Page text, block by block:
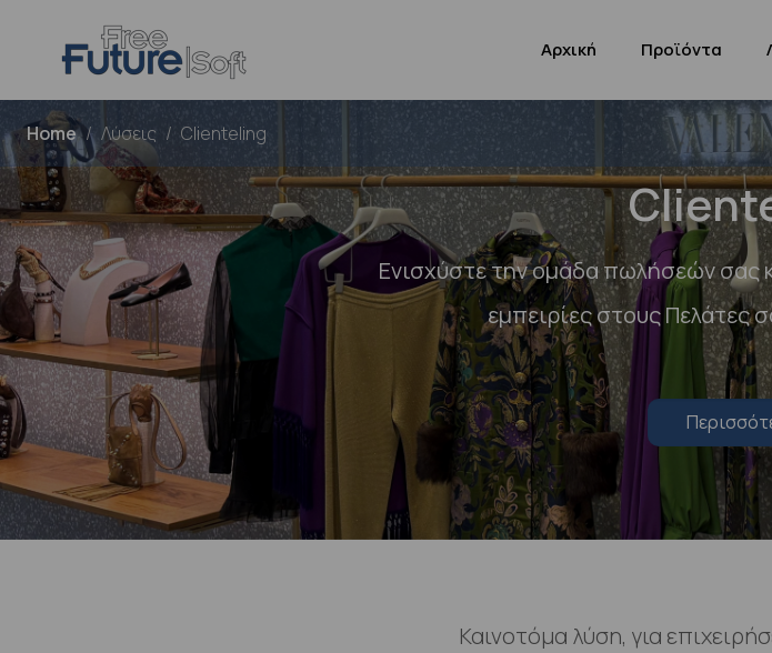
Αρχική Προϊόντα
Home Λύσεις Clienteling
Ενισχύστε την ομάδα πωλήσεών σας
εμπειρίες στους Πελάτες
Καινοτόμα λύση, για